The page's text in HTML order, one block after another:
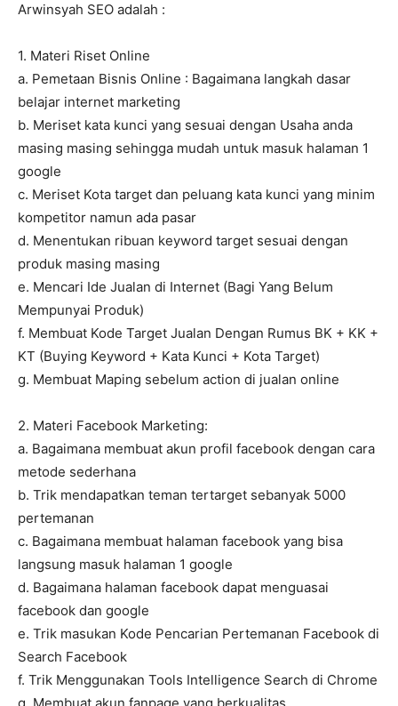
Arwinsyah SEO adalah :
1. Materi Riset Online
a. Pemetaan Bisnis Online : Bagaimana langkah dasar
belajar internet marketing
b. Meriset kata kunci yang sesuai dengan Usaha anda
masing masing sehingga mudah untuk masuk halaman 1
google
c. Meriset Kota target dan peluang kata kunci yang minim
kompetitor namun ada pasar
d. Menentukan ribuan keyword target sesuai dengan
produk masing masing
e. Mencari Ide Jualan di Internet (Bagi Yang Belum
Mempunyai Produk)
f. Membuat Kode Target Jualan Dengan Rumus BK + KK +
KT (Buying Keyword + Kata Kunci + Kota Target)
g. Membuat Maping sebelum action di jualan online
2. Materi Facebook Marketing:
a. Bagaimana membuat akun profil facebook dengan cara
metode sederhana
b. Trik mendapatkan teman tertarget sebanyak 5000
pertemanan
c. Bagaimana membuat halaman facebook yang bisa
langsung masuk halaman 1 google
d. Bagaimana halaman facebook dapat menguasai
facebook dan google
e. Trik masukan Kode Pencarian Pertemanan Facebook di
Search Facebook
f. Trik Menggunakan Tools Intelligence Search di Chrome